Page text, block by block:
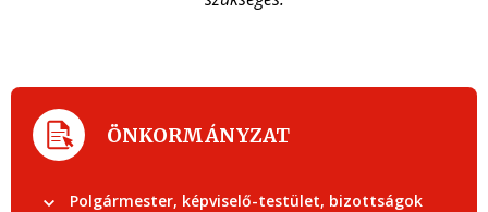
ÖNKORMÁNYZAT
Polgármester, képviselő-testület, bizottságok